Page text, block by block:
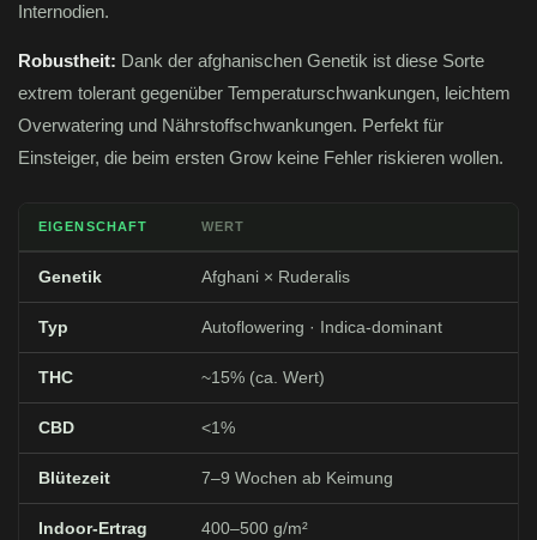
Internodien.
Robustheit: Dank der afghanischen Genetik ist diese Sorte
extrem tolerant gegenüber Temperaturschwankungen, leichtem
Overwatering und Nährstoffschwankungen. Perfekt für
Einsteiger, die beim ersten Grow keine Fehler riskieren wollen.
EIGENSCHAFT WERT
Genetik Afghani × Ruderalis
Typ Autoflowering · Indica-dominant
THC ~15% (ca. Wert)
CBD <1%
Blütezeit 7–9 Wochen ab Keimung
Indoor-Ertrag 400–500 g/m²